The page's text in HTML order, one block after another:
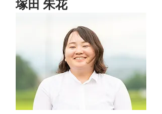
塚田 朱花